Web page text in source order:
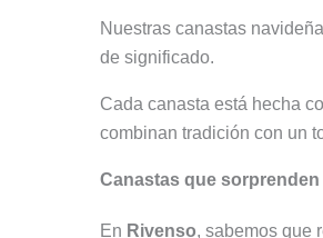
Nuestras canastas
de significado.
Cada canasta está hecha
combinan tradición con un
Canastas que sorprenden
En Rivenso, sabemos que